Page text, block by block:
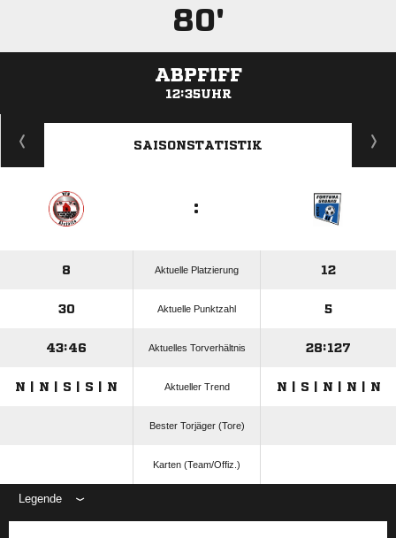
80'
ABPFIFF
12:35UHR
ANZEIGE
SAISONSTATISTIK
:
8 Aktuelle Platzierung 12
30 Aktuelle Punktzahl 5
43:46 Aktuelles Torverhältnis 28:127
N | N | S | S | N Aktueller Trend N | S | N | N | N
Bester Torjäger (Tore)
Karten (Team/Offiz.)
Legende
ANZEIGE